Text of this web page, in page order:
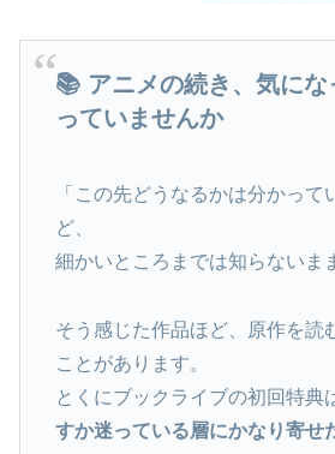
📚 アニメの続き、気にな
っていませんか
「この先どうなるかは分かって
ど、
細かいところまでは知らないま
そう感じた作品ほど、原作を読
ことがあります。
とくにブックライブの初回特典
すか迷っている層にかなり寄せ